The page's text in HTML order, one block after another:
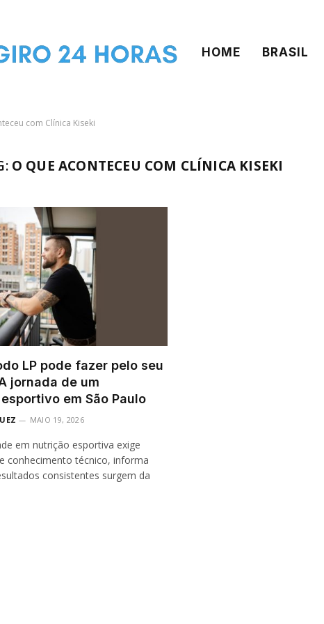
HOME BRASIL
com Clínica Kiseki
O QUE ACONTECEU COM CLÍNICA KISEKI
LP pode fazer pelo seu
jornada de um
em São Paulo
MAIO 19, 2026
em nutrição esportiva exige
conhecimento técnico, informa
consistentes surgem da